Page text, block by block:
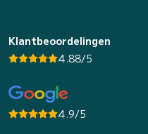
Klantbeoordelingen
4.88/5
4.9/5